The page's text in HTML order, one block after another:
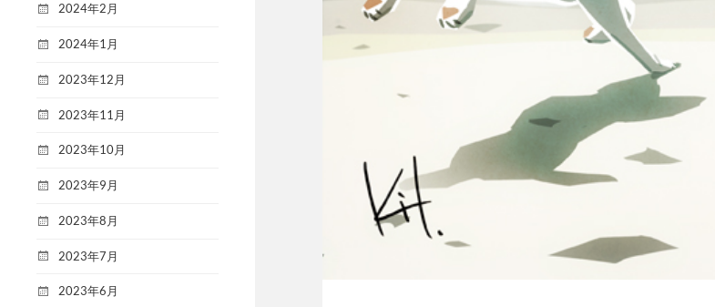
2024年2月
2024年1月
2023年12月
2023年11月
2023年10月
2023年9月
2023年8月
2023年7月
2023年6月